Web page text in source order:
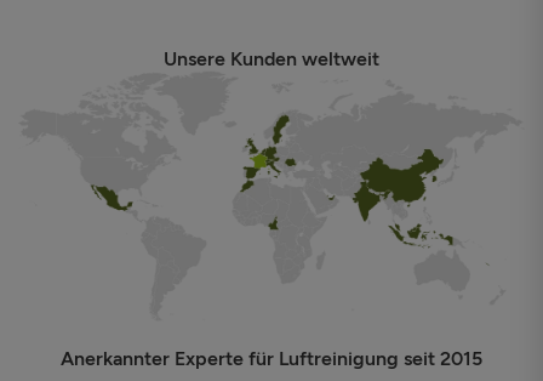
Unsere Kunden weltweit
Anerkannter Experte für Luftreinigung seit 2015